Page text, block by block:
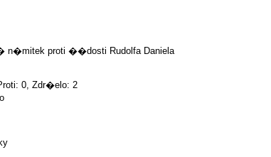
n�mitek proti ��dosti Rudolfa Daniela
0, Zdr�elo: 2